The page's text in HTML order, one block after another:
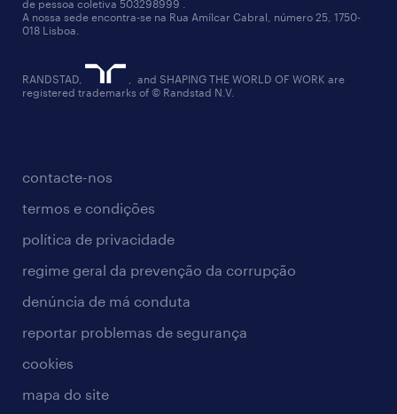
contacte-nos
termos e condições
política de privacidade
regime geral da prevenção da corrupção
denúncia de má conduta
reportar problemas de segurança
cookies
mapa do site
de pessoa coletiva 503298999 .
A nossa sede encontra-se na Rua Amílcar Cabral, número 25, 1750-
018 Lisboa.
RANDSTAD,
, and SHAPING THE WORLD OF WORK are
registered trademarks of © Randstad N.V.